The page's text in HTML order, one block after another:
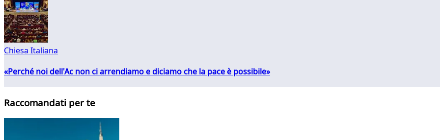
Chiesa Italiana
«Perché noi dell'Ac non ci arrendiamo e diciamo che la pace è possibile»
Raccomandati per te